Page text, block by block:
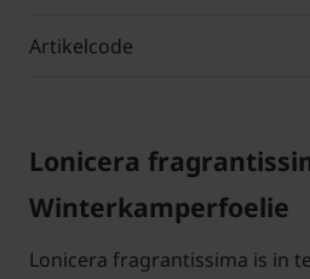
Artikelcode
Lonicera
Winterkamperfoelie
Lonicera fragrantissima is in